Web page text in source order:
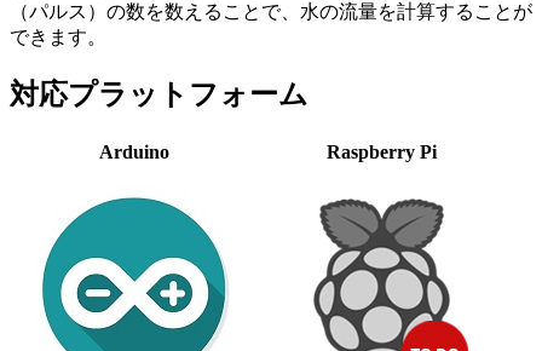
（パルス）の数を数えることで、水の流量を計算することが
できます。
対応プラットフォーム
Arduino Raspberry Pi